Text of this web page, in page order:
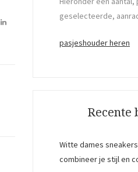
geselecteerde,
pasjeshouder heren
Recente
Witte dames
combineer je stijl en